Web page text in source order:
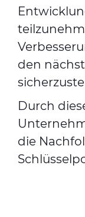
den
Durch
die